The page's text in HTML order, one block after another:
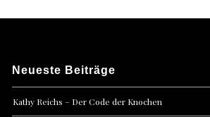
Neueste Beiträge
Kathy Reichs – Der Code der Knochen